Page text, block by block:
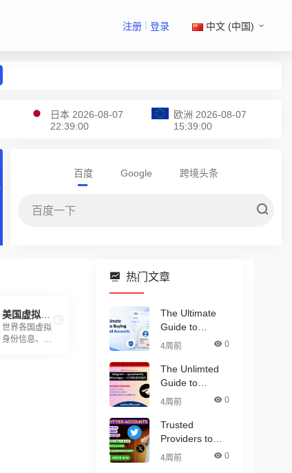
注册 | 登录 中文 (中国)
日本 2026-08-07
22:39:00
欧洲 2026-08-07
15:39:00
百度 Google 跨境头条
世界各国虚拟
身份信息、地
热门文章
The Ultimate
Guide to
Buying Old
4周前 0
The Unlimted
Guide to
Buying
Accounts - (
PVA & Aged )
4周前 0
Trusted
Providers to
Buy Twitter
4周前 0